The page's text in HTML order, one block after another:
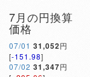
7月の円換算
価格
07/01 31,052円
[-151.98]
07/02 31,347円